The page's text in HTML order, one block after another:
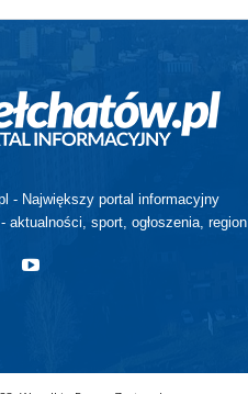
- Największy portal informacyjny
- aktualności, sport, ogłoszenia, region